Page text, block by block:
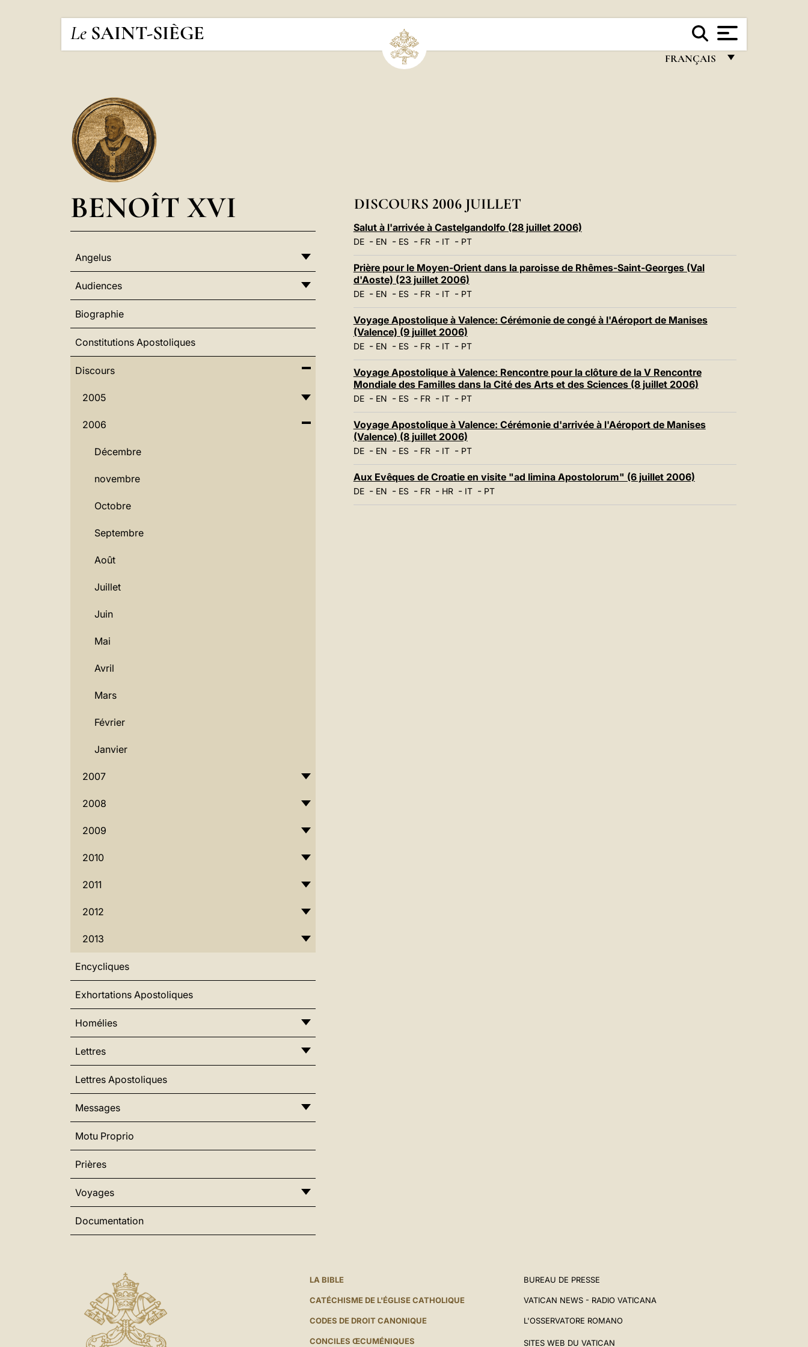
Le SAINT-SIÈGE
FRANÇAIS
中文
BENOÎT XVI
Angelus
Audiences
Biographie
Constitutions Apostoliques
Discours
2005
2006
Décembre
novembre
Octobre
Septembre
Août
Juillet
Juin
Mai
Avril
Mars
Février
Janvier
2007
2008
2009
2010
2011
2012
2013
Encycliques
Exhortations Apostoliques
Homélies
Lettres
Lettres Apostoliques
Messages
Motu Proprio
Prières
Voyages
Documentation
DISCOURS 2006 JUILLET
Salut à l'arrivée à Castelgandolfo (28 juillet 2006)
DE- EN - ES- FR- IT- PT
Prière pour le Moyen-Orient dans la paroisse de Rhêmes-Saint-Georges (Val
d'Aoste) (23 juillet 2006)
DE- EN - ES- FR- IT- PT
Voyage Apostolique à Valence: Cérémonie de congé à l'Aéroport de Manises
(Valence) (9 juillet 2006)
DE- EN - ES- FR- IT- PT
Voyage Apostolique à Valence: Rencontre pour la clôture de la V Rencontre
Mondiale des Familles dans la Cité des Arts et des Sciences (8 juillet 2006)
DE- EN - ES- FR- IT- PT
Voyage Apostolique à Valence: Cérémonie d'arrivée à l'Aéroport de Manises
(Valence) (8 juillet 2006)
DE- EN - ES- FR- IT- PT
Aux Evêques de Croatie en visite "ad limina Apostolorum" (6 juillet 2006)
DE- EN - ES- FR- HR- IT- PT
LA BIBLE
CATÉCHISME DE L'ÉGLISE CATHOLIQUE
CODES DE DROIT CANONIQUE
CONCILES ŒCUMÉNIQUES
BUREAU DE PRESSE
VATICAN NEWS - RADIO VATICANA
L'OSSERVATORE ROMANO
SITES WEB DU VATICAN